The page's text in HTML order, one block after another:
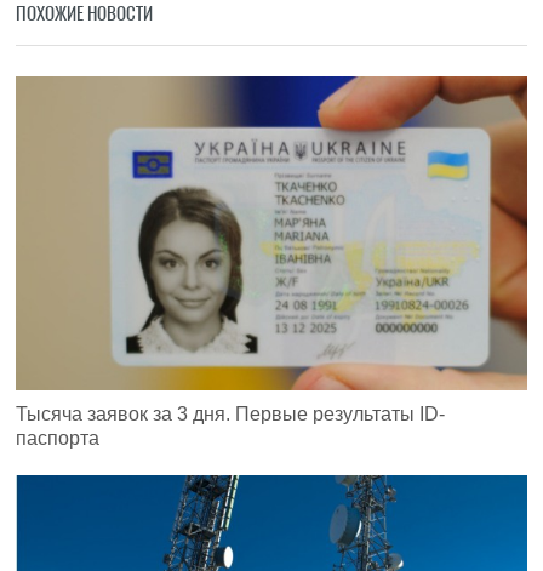
ПОХОЖИЕ НОВОСТИ
Тысяча заявок за 3 дня. Первые результаты ID-
паспорта